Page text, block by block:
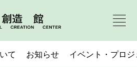
て お知らせ イベント・プロ